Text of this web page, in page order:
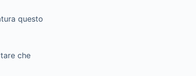
questo
che